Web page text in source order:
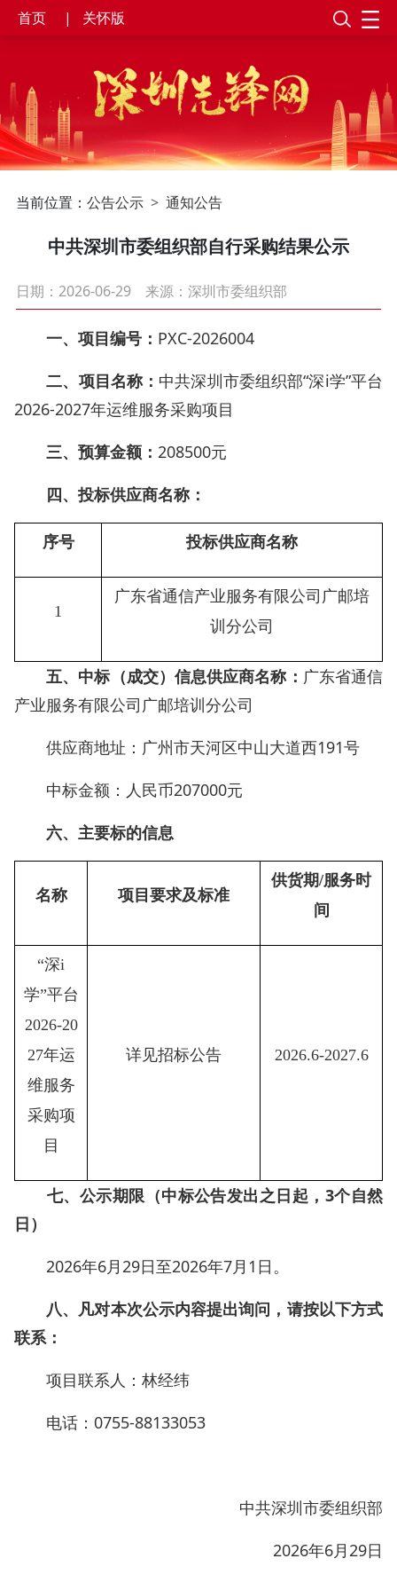
首页 | 关怀版
当前位置： 公告公示 通知公告
中共深圳市委组织部自行采购结果公示
日期：2026-06-29 来源：深圳市委组织部
一、项目编号： PXC-2026004
二、项目名称： 中共深圳市委组织部“深i学”平台
2026-2027年运维服务采购项目
三、预算金额： 208500元
四、投标供应商名称：
序号 投标供应商名称
1
广东省通信产业服务有限公司广邮培
训分公司
五、中标（成交）信息供应商名称： 广东省通信
产业服务有限公司广邮培训分公司
供应商地址：广州市天河区中山大道西191号
中标金额：人民币207000元
六、主要标的信息
名称 项目要求及标准
供货期/服务时
间
“深i
学”平台
2026-20
27年运
维服务
采购项
目
详见招标公告 2026.6-2027.6
七、公示期限（中标公告发出之日起，3个自然
日）
2026年6月29日至2026年7月1日。
八、凡对本次公示内容提出询问，请按以下方式
联系：
项目联系人：林经纬
电话：0755-88133053
中共深圳市委组织部
2026年6月29日